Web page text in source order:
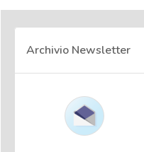
Archivio Newsletter